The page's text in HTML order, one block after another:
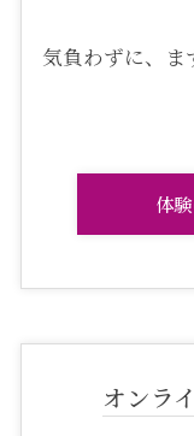
気負わずに、ま
体
オンラ